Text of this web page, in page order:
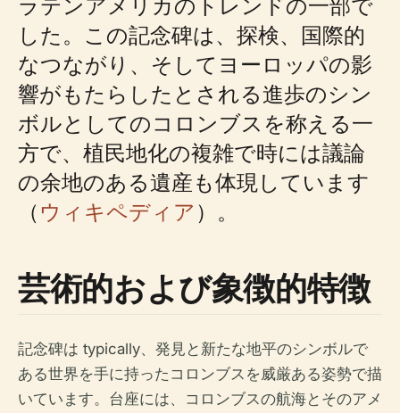
した。この記念碑は、探検、国際的
なつながり、そしてヨーロッパの影
響がもたらしたとされる進歩のシン
ボルとしてのコロンブスを称える一
方で、植民地化の複雑で時には議論
の余地のある遺産も体現しています
（ウィキペディア）。
芸術的および象徴的特徴
記念碑は typically、発見と新たな地平のシンボルで
ある世界を手に持ったコロンブスを威厳ある姿勢で描
いています。台座には、コロンブスの航海とそのアメ